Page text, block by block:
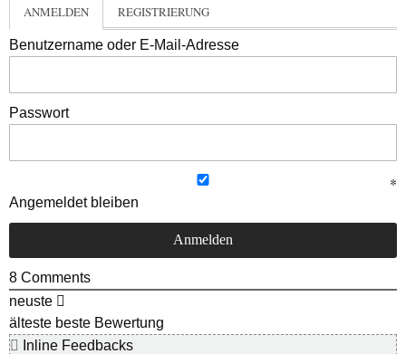
ANMELDEN REGISTRIERUNG
Benutzername oder E-Mail-Adresse
Passwort
Angemeldet bleiben
8 Comments
neuste
älteste beste Bewertung
Inline Feedbacks